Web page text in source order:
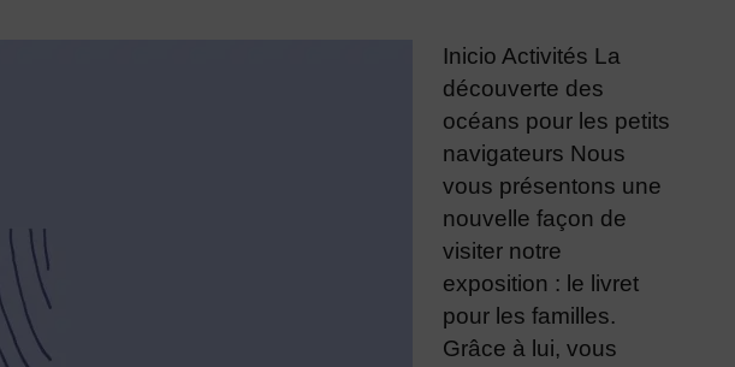
Inicio Activités La
découverte des
océans pour les petits
navigateurs Nous
vous présentons une
nouvelle façon de
visiter notre
exposition : le livret
pour les familles.
Grâce à lui, vous